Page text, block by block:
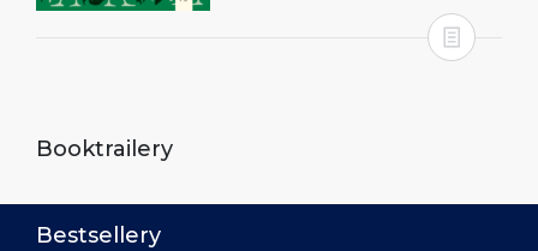
Booktrailery
Bestsellery